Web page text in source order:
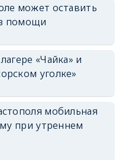
может оставить
помощи
«Чайка» и
уголке»
мобильная
при утреннем